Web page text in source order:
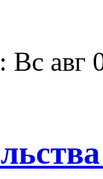
Вс авг